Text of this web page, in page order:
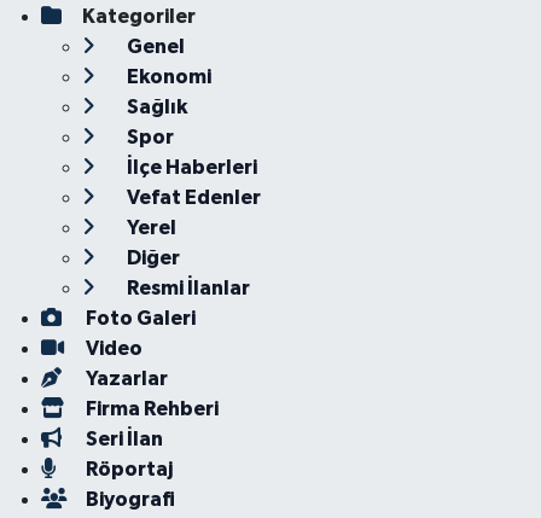
Kategoriler
Genel
Ekonomi
Sağlık
Spor
İlçe Haberleri
Vefat Edenler
Yerel
Diğer
Resmi İlanlar
Foto Galeri
Video
Yazarlar
Firma Rehberi
Seri İlan
Röportaj
Biyografi